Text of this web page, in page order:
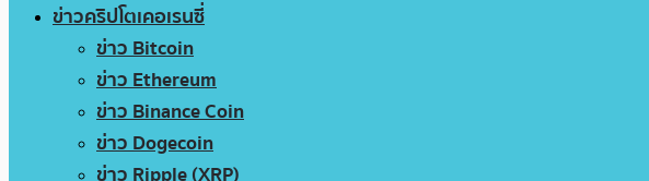
ข่าวคริปโตเคอเรนซี่
ข่าว Bitcoin
ข่าว Ethereum
ข่าว Binance Coin
ข่าว Dogecoin